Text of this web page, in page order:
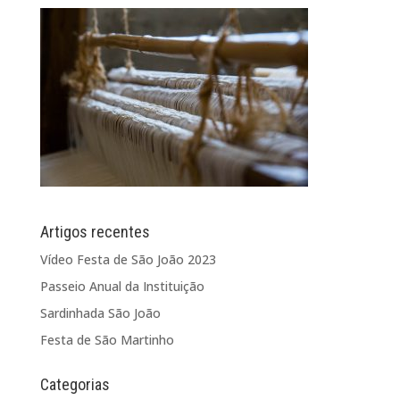
Artigos recentes
Vídeo Festa de São João 2023
Passeio Anual da Instituição
Sardinhada São João
Festa de São Martinho
Categorias